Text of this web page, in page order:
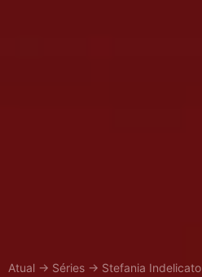
Atual → Séries → Stefania Indelicato